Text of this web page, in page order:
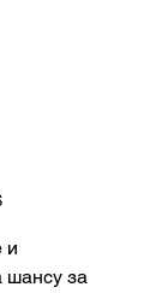
и
шансу за